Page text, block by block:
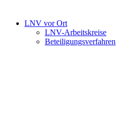
LNV vor Ort
LNV-Arbeitskreise
Beteiligungsverfahren